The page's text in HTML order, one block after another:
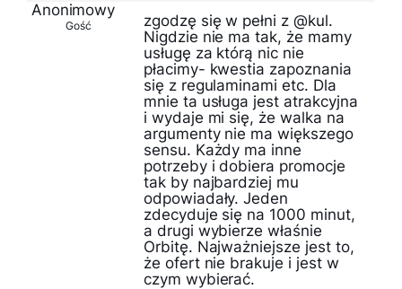
Anonimowy
Gość
zgodzę się w pełni z @kul.
Nigdzie nie ma tak, że mamy
usługę za którą nic nie
płacimy- kwestia zapoznania
się z regulaminami etc. Dla
mnie ta usługa jest atrakcyjna
i wydaje mi się, że walka na
argumenty nie ma większego
sensu. Każdy ma inne
potrzeby i dobiera promocje
tak by najbardziej mu
odpowiadały. Jeden
zdecyduje się na 1000 minut,
a drugi wybierze właśnie
Orbitę. Najważniejsze jest to,
że ofert nie brakuje i jest w
czym wybierać.